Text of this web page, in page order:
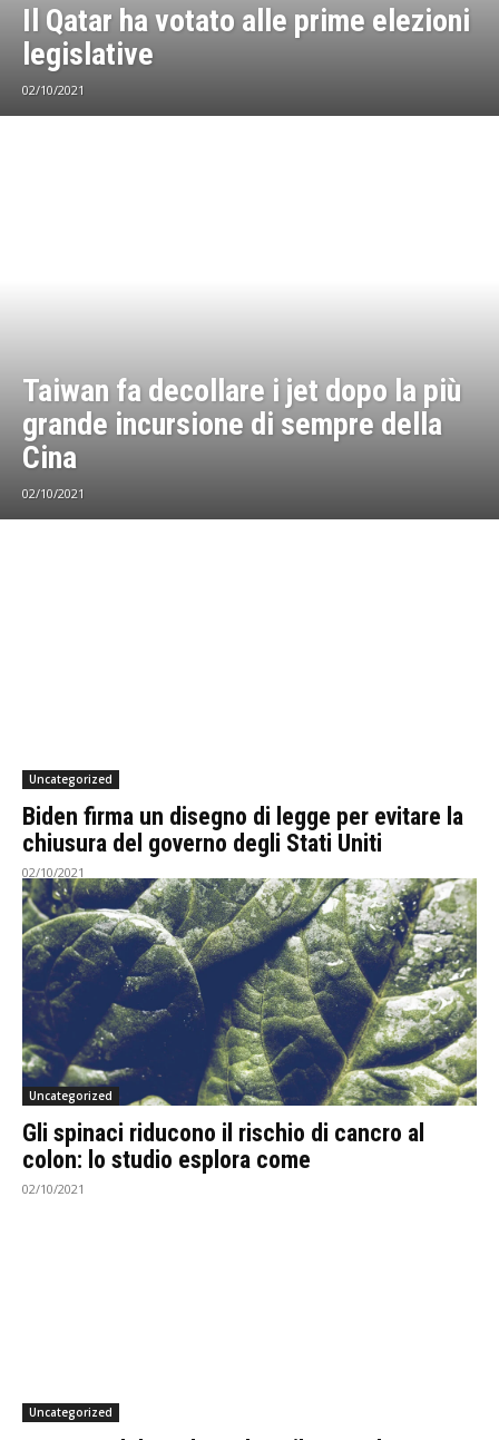
Il Qatar ha votato alle prime elezioni
legislative
02/10/2021
Taiwan fa decollare i jet dopo la più
grande incursione di sempre della
Cina
02/10/2021
Uncategorized
Biden firma un disegno di legge per evitare la
chiusura del governo degli Stati Uniti
02/10/2021
Uncategorized
Gli spinaci riducono il rischio di cancro al
colon: lo studio esplora come
02/10/2021
Uncategorized